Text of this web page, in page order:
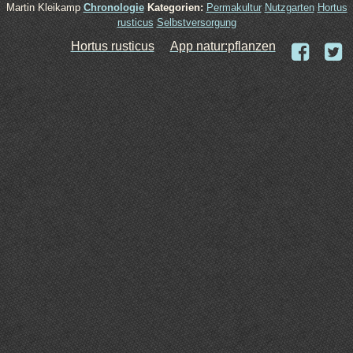
Martin KleikampChronologie Kategorien: Permakultur Nutzgarten Hortus
rusticus Selbstversorgung
App natur:pflanzen
Hortus rusticus